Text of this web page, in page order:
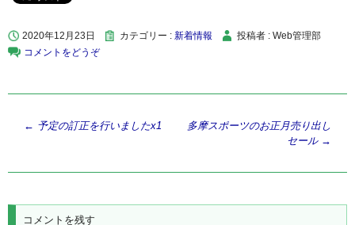
2020年12月23日 カテゴリー : 新着情報
投稿者 : Web管理部
コメントをどうぞ
ナ
ゲ
← 予定の訂正を行いましたx1
多摩スポーツのお正月売り出し
セール →
コメントを残す